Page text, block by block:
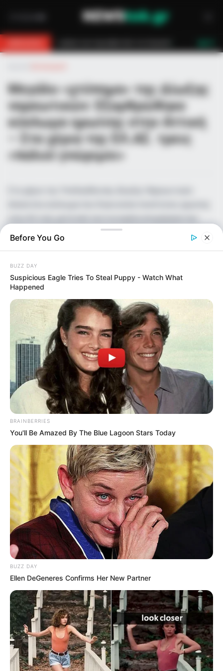
Μεγάλο «χτύπημα» της Δίωξης
ναρκωτικών: Εξαρθρώθηκε
κύκλωμα ηρωίνης στην Αττική
– Στα χέρια της ΕΛ.ΑΣ. τρεις
«παλιοί γνώριμοι»
πραγματοποιήθηκε χθες, Τετάρτη 20 Αυγούστου, σε
58,…
NT Επιμέλεια
Συντακτική Ομάδα
Δημοσίευση
21/08/2025, 20:51 · 8:51 ΜΜ
Τελευταία ενημέρωση
21/08/2025, 20:51 · 8:51 ΜΜ
Αστυνομικά
Κοινοποίησε άρθρο
Προσθήκη τοnewstok.grστην Google
Ανακαλύψτε περισσότερα άρθρα στα αποτελέσματα
αναζήτησης.
Before You Go
BUZZ DAY
Suspicious Eagle Tries To Steal Puppy - Watch What
Happened
BRAINBERRIES
You'll Be Amazed By The Blue Lagoon Stars Today
BUZZ DAY
Ellen DeGeneres Confirms Her New Partner